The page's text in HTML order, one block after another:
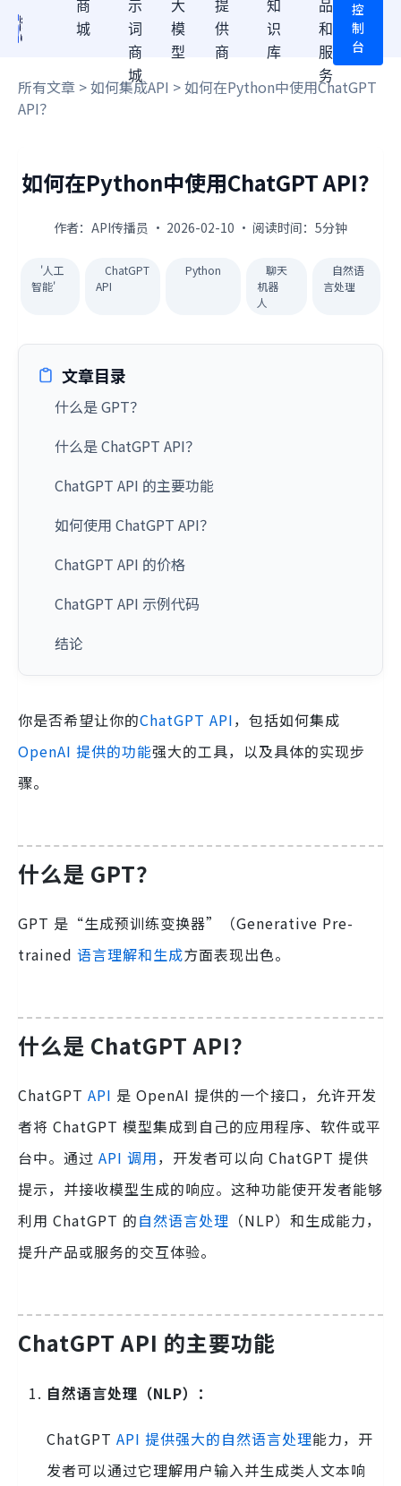
商
城
示
词
商
城
大
模
型
提
供
商
知
识
库
品
和
服
务
控
制
台
所有文章 >如何集成API > 如何在Python中使用ChatGPT
API？
如何在Python中使用ChatGPT API？
作者：API传播员 · 2026-02-10 · 阅读时间：5分钟
'人工
智能'
ChatGPT
API
Python
聊天
机器
人
自然语
言处理
文章目录
什么是 GPT？
什么是 ChatGPT API？
ChatGPT API 的主要功能
如何使用 ChatGPT API？
ChatGPT API 的价格
ChatGPT API 示例代码
结论
你是否希望让你的ChatGPT API，包括如何集成
OpenAI 提供的功能强大的工具，以及具体的实现步
骤。
什么是 GPT？
GPT 是“生成预训练变换器”（Generative Pre-
trained 语言理解和生成方面表现出色。
什么是 ChatGPT API？
ChatGPT API 是 OpenAI 提供的一个接口，允许开发
者将 ChatGPT 模型集成到自己的应用程序、软件或平
台中。通过 API 调用，开发者可以向 ChatGPT 提供
提示，并接收模型生成的响应。这种功能使开发者能够
利用 ChatGPT 的自然语言处理 （NLP）和生成能力，
提升产品或服务的交互体验。
ChatGPT API 的主要功能
自然语言处理（NLP）：
ChatGPT API 提供强大的自然语言处理能力，开
发者可以通过它理解用户输入并生成类人文本响